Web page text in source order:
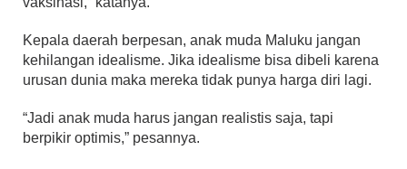
Kepala daerah berpesan, anak muda Maluku jangan
kehilangan idealisme. Jika idealisme bisa dibeli karena
urusan dunia maka mereka tidak punya harga diri lagi.
“Jadi anak muda harus jangan realistis saja, tapi
berpikir optimis,” pesannya.